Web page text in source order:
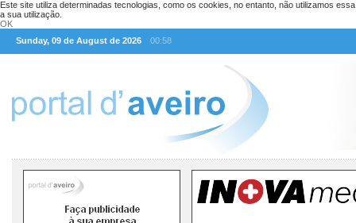
Este site utiliza determinadas tecnologias, como os cookies, no entanto, não utilizamos
a sua utilização.
OK
Sunday, 09 de August de 2026
00:58